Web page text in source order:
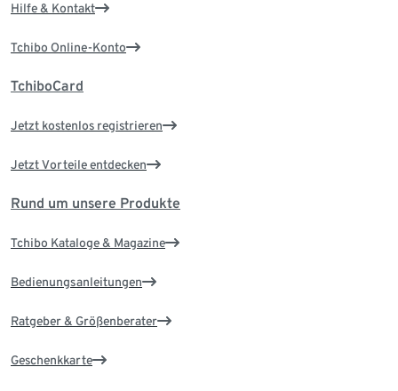
Hilfe & Kontakt
Tchibo Online-Konto
TchiboCard
Jetzt kostenlos registrieren
Jetzt Vorteile entdecken
Rund um unsere Produkte
Tchibo Kataloge & Magazine
Bedienungsanleitungen
Ratgeber & Größenberater
Geschenkkarte